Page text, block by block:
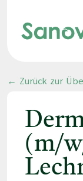
← Zurück zur
(m/